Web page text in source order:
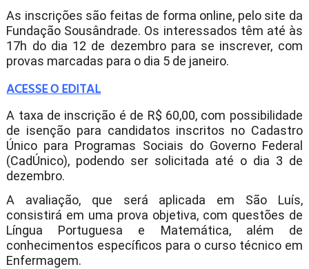
As inscrições são feitas de forma online, pelo site da
Fundação Sousândrade. Os interessados têm até às
17h do dia 12 de dezembro para se inscrever, com
provas marcadas para o dia 5 de janeiro.
ACESSE O EDITAL
A taxa de inscrição é de R$ 60,00, com possibilidade
de isenção para candidatos inscritos no Cadastro
Único para Programas Sociais do Governo Federal
(CadÚnico), podendo ser solicitada até o dia 3 de
dezembro.
A avaliação, que será aplicada em São Luís,
consistirá em uma prova objetiva, com questões de
Língua Portuguesa e Matemática, além de
conhecimentos específicos para o curso técnico em
Enfermagem.